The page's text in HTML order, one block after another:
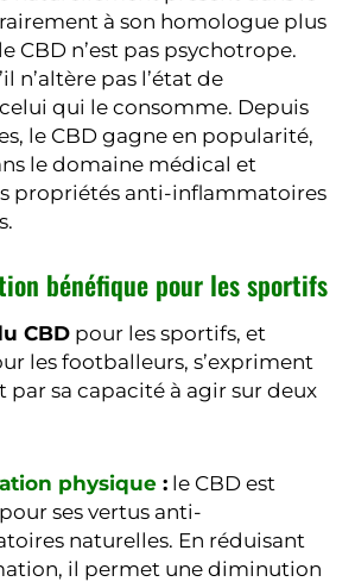
à son homologue plus
CBD n’est pas psychotrope.
n’altère pas l’état de
qui le consomme. Depuis
le CBD gagne en popularité,
le domaine médical et
propriétés anti-inflammatoires
bénéfique pour les sportifs
CBD pour les sportifs, et
les footballeurs, s’expriment
sa capacité à agir sur deux
physique : le CBD est
ses vertus anti-
naturelles. En réduisant
il permet une diminution